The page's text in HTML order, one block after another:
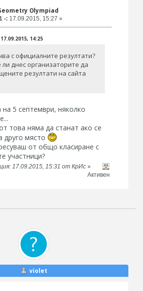
Olympiad
-: 17.09.2015, 15:27 »
14:25
с официалните резултати?
днес организаторите да
резултати на сайта
на 5 септември, няколко
това няма да станат ако се
друго място
от общо класиране с
участници?
17.09.2015, 15:31 от КрИс »
Активен
violet